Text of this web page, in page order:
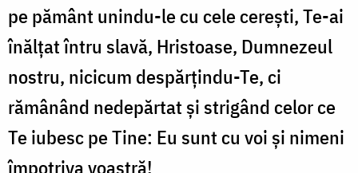
pe pământ unindu-le cu cele cerești, Te-ai
înălțat întru slavă, Hristoase, Dumnezeul
nostru, nicicum despărțindu-Te, ci
rămânând nedepărtat și strigând celor ce
Te iubesc pe Tine: Eu sunt cu voi și nimeni
împotriva voastră!